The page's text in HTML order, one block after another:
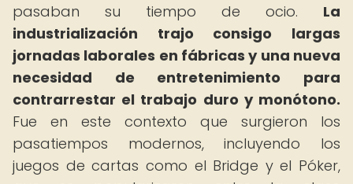
pasaban su tiempo de ocio. La
industrialización trajo consigo largas
jornadas laborales en fábricas y una nueva
necesidad de entretenimiento para
contrarrestar el trabajo duro y monótono.
Fue en este contexto que surgieron los
pasatiempos modernos, incluyendo los
juegos de cartas como el Bridge y el Póker,